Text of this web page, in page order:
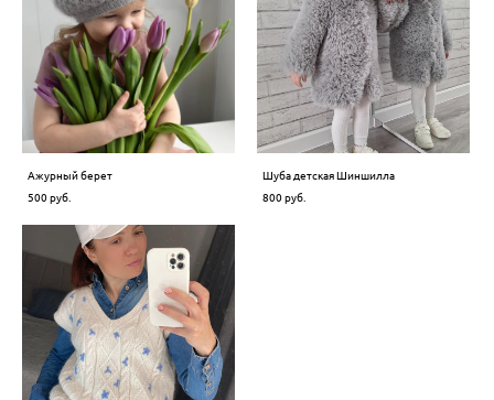
Ажурный берет
500 pуб.
Шуба детская Шиншилла
800 pуб.